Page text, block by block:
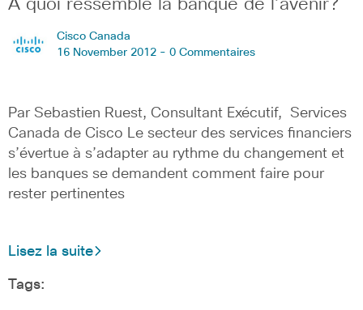
À quoi ressemble la banque de l’avenir?
Cisco Canada
16 November 2012 - 0 Commentaires
Par Sebastien Ruest, Consultant Exécutif, Services
Canada de Cisco Le secteur des services financiers
s’évertue à s’adapter au rythme du changement et
les banques se demandent comment faire pour
rester pertinentes
Lisez la suite
Tags: